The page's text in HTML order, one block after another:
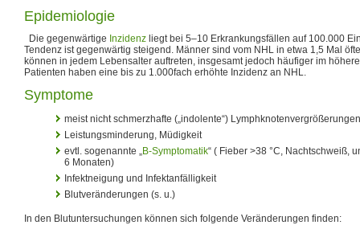
Epidemiologie
Die gegenwärtige Inzidenz liegt bei 5–10 Erkrankungsfällen auf 100.000
Tendenz ist gegenwärtig steigend. Männer sind vom NHL in etwa 1,5 Mal
können in jedem Lebensalter auftreten, insgesamt jedoch häufiger im
Patienten haben eine bis zu 1.000fach erhöhte Inzidenz an NHL.
Symptome
meist nicht schmerzhafte („indolente“)
Leistungsminderung, Müdigkeit
evtl. sogenannte „B-Symptomatik“ ( Fieber >38 °C, Nachtschweiß,
6 Monaten)
Infektneigung und Infektanfälligkeit
Blutveränderungen (s. u.)
In den Blutuntersuchungen können sich folgende Veränderungen finden: